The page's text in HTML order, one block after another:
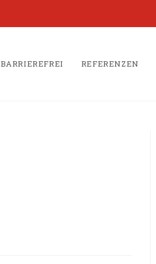
BARRIEREFREI REFERENZEN